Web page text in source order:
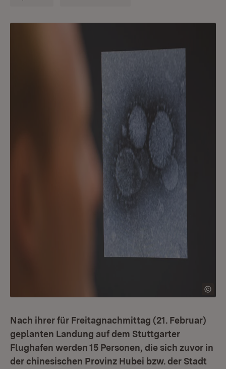
Nach ihrer für Freitagnachmittag (21. Februar)
geplanten Landung auf dem Stuttgarter
Flughafen werden 15 Personen, die sich zuvor in
der chinesischen Provinz Hubei bzw. der Stadt